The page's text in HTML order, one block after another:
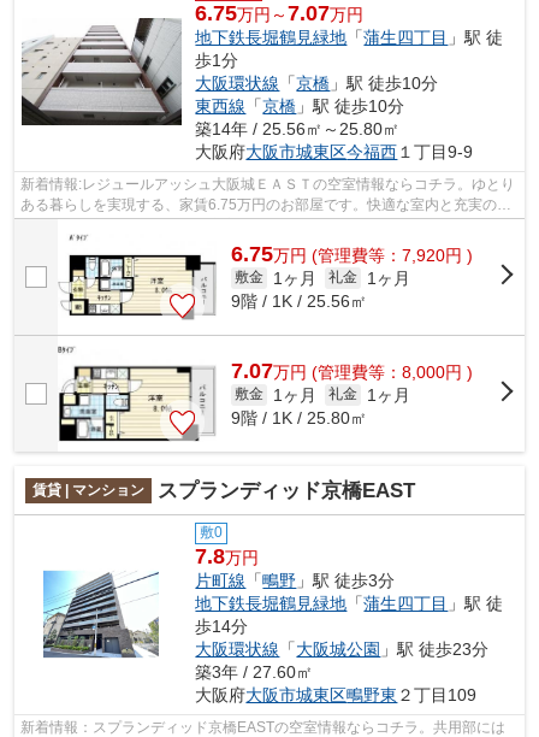
6.75万円～7.07万円
地下鉄長堀鶴見緑地 「蒲生四丁目 」駅 徒
歩1分
大阪環状線 「京橋 」駅 徒歩10分
東西線 「京橋 」駅 徒歩10分
築14年 / 25.56㎡～25.80㎡
大阪府大阪市城東区今福西 １丁目9-9
新着情報:レジュールアッシュ大阪城ＥＡＳＴの空室情報ならコチラ。ゆとり
ある暮らしを実現する、家賃6.75万円のお部屋です。快適な室内と充実の保
6.75万円 (管理費等：7,920円 )
敷金 1ヶ月 礼金
1ヶ月
9階 / 1K / 25.56㎡
7.07万円 (管理費等：8,000円 )
敷金 1ヶ月 礼金
1ヶ月
9階 / 1K / 25.80㎡
賃貸 | マンション スプランディッド京橋EAST
敷0
7.8万円
片町線 「鴫野 」駅 徒歩3分
地下鉄長堀鶴見緑地 「蒲生四丁目 」駅 徒
歩14分
大阪環状線 「大阪城公園 」駅 徒歩23分
築3年 / 27.60㎡
大阪府大阪市城東区鴫野東 ２丁目109
新着情報：スプランディッド京橋EASTの空室情報ならコチラ。共用部には